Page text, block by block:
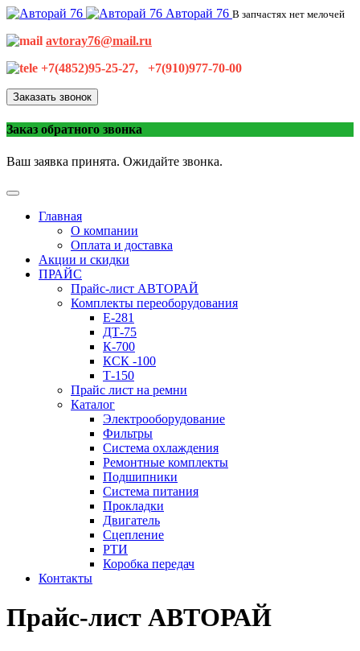
Авторай 76 В запчастях нет мелочей
avtoray76@mail.ru
+7(4852)95-25-27, +7(910)977-70-00
Заказать звонок
Заказ обратного звонка
Ваш заявка принята. Ожидайте звонка.
Главная
О компании
Оплата и доставка
Акции и скидки
ПРАЙС
Прайс-лист АВТОРАЙ
Комплекты переоборудования
Е-281
ДТ-75
К-700
КСК -100
Т-150
Прайс лист на ремни
Каталог
Электрооборудование
Фильтры
Система охлаждения
Ремонтные комплекты
Подшипники
Система питания
Прокладки
Двигатель
Сцепление
РТИ
Коробка передач
Контакты
Прайс-лист АВТОРАЙ